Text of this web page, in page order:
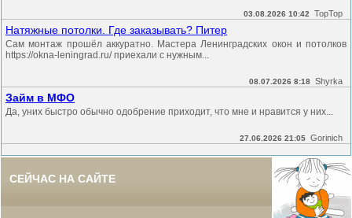
03.08.2026 10:42 TopTop
Натяжные потолки. Где заказывать? Питер
Сам монтаж прошёл аккуратно. Мастера Ленинградских окон и потолков
https://okna-leningrad.ru/ приехали с нужным...
08.07.2026 8:18 Shyrka
Займ в МФО
Да, уних быстро обычно одобрение приходит, что мне и нравится у них...
27.06.2026 21:05 Gorinich
СЕЙЧАС НА САЙТЕ